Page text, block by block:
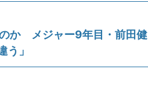
か メジャー9年目・前田健
う」